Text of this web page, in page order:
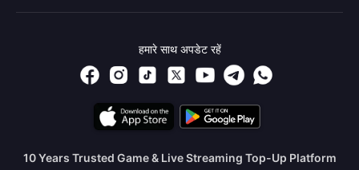
हमारे साथ अपडेट रहें
10 Years Trusted Game & Live Streaming Top-Up Platform